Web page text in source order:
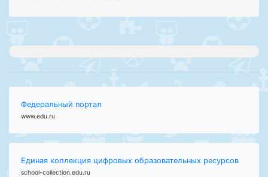
Федеральный портал
www.edu.ru
Единая коллекция цифровых образовательных ресурсов
school-collection.edu.ru